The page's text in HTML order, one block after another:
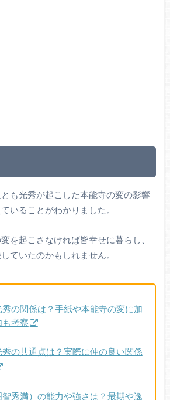
も光秀が起こした本能寺の変の影響
いることがわかりました。
を起こさなければ皆幸せに暮らし、
ていたのかもしれません。
の関係は？手紙や本能寺の変に加
考察
の共通点は？実際に仲の良い関係
秀満）の能力や強さは？最期や逸